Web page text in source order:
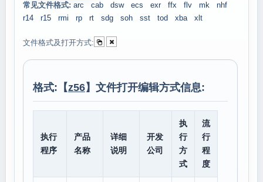
常见文件格式: arc cab dsw ecs exr ffx flv mk
nhf
r14
r15 rmi rp rt sdg soh sst tod xba xlt
文件格式及打开方式:
格式:【z56】文件打开编辑方式信息:
执行
程序
产品
名称
详细
说明
开发
公司
执
行
方
式
流
行
程
度